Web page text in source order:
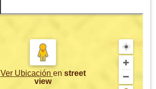
Ver Ubicación en street
view